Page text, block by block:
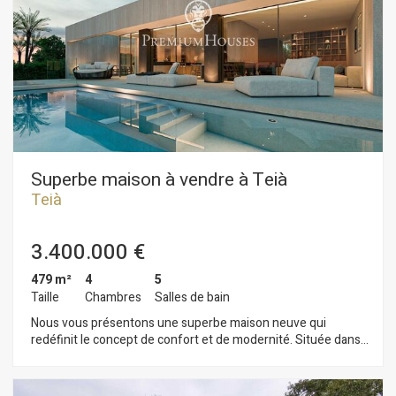
Superbe maison à vendre à Teià
Teià
3.400.000 €
479 m²
Taille
4
Chambres
5
Salles de bain
Nous vous présentons une superbe maison neuve qui
redéfinit le concept de confort et de modernité. Située dans
contemporain sans renoncer au charme et à la fonctionnalité.